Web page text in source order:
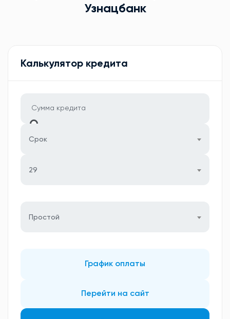
Узнацбанк
Калькулятор кредита
Срок
29
Простой
График оплаты
Перейти на сайт